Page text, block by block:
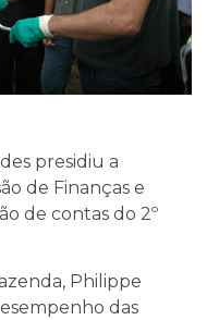
presidiu a
de Finanças e
de contas do 2º
Philippe
das